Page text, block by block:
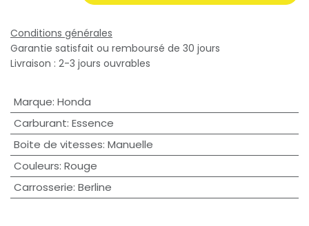
Conditions générales
Garantie satisfait ou remboursé de 30 jours
Livraison : 2-3 jours ouvrables
Marque: Honda
Carburant: Essence
Boite de vitesses: Manuelle
Couleurs: Rouge
Carrosserie: Berline